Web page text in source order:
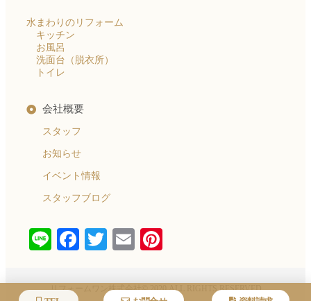
水まわりのリフォーム
キッチン
お風呂
洗面台（脱衣所）
トイレ
会社概要
スタッフ
お知らせ
イベント情報
スタッフブログ
LineFacebook
TwitterEmail
リフォームワン株式会社© 2020 ALL RIGHTS RESERVED​